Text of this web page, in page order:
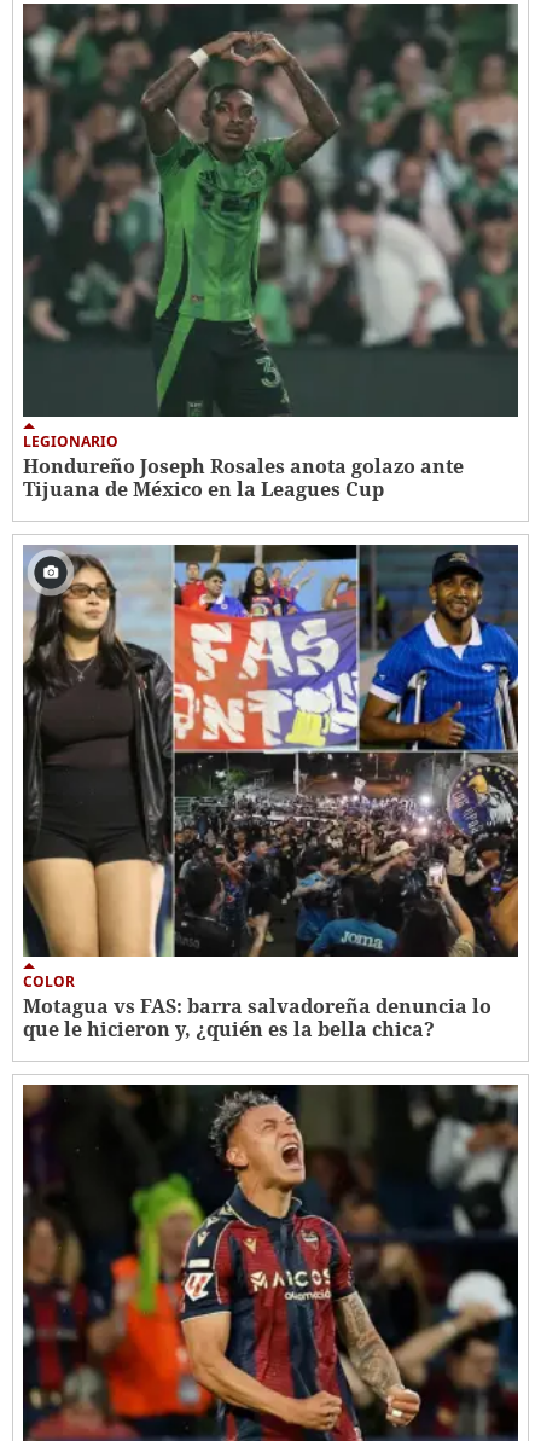
LEGIONARIO
Hondureño Joseph Rosales anota golazo ante
Tijuana de México en la Leagues Cup
COLOR
Motagua vs FAS: barra salvadoreña denuncia lo
que le hicieron y, ¿quién es la bella chica?